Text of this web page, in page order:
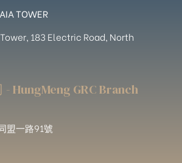
TOWER
183 Electric Road, North
- HungMeng GRC Branch
盟一路91號